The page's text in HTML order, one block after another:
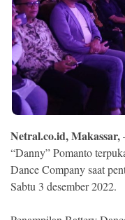
Olahraga
Ekonomi
Memori
Netral.co.id, Makassar,
“Danny” Pomanto
Dance Company saat
Sabtu 3 desember 2022.